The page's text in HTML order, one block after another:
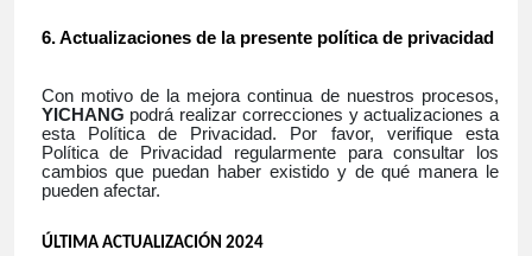
Actualizaciones de la presente política de privacidad
Con motivo de la mejora continua de nuestros procesos,
YICHANG podrá realizar correcciones y actualizaciones a
esta Política de Privacidad. Por favor, verifique esta
Política de Privacidad regularmente para consultar los
cambios que puedan haber existido y de qué manera le
pueden afectar.
ÚLTIMA ACTUALIZACIÓN 2024